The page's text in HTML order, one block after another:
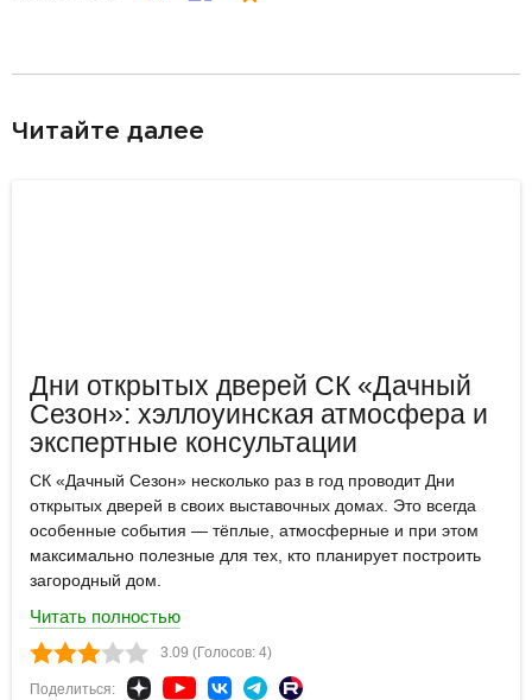
Читайте далее
Дни открытых дверей СК «Дачный
Сезон»: хэллоуинская атмосфера и
экспертные консультации
СК «Дачный Сезон» несколько раз в год проводит Дни
открытых дверей в своих выставочных домах. Это всегда
особенные события — тёплые, атмосферные и при этом
максимально полезные для тех, кто планирует построить
загородный дом.
Читать полностью
3.09 (Голосов: 4)
Поделиться: